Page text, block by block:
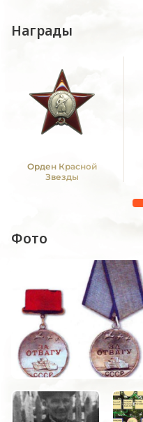
Награды
Орден Красной
Звезды
Фото